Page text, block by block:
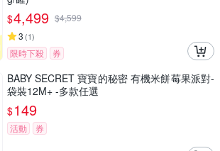
$4,499 $4,599
3 (1)
限時下殺 券
BABY SECRET 寶寶的秘密 有機米餅莓果派對-
袋裝12M+ -多款任選
$149
活動 券